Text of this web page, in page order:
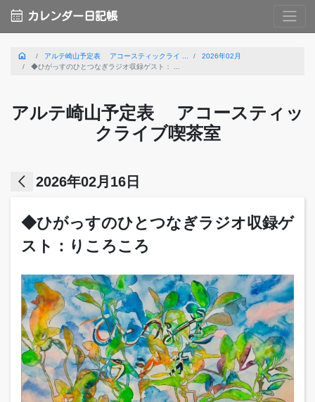
calendar_month カレンダー日記帳
home アルテ崎山予定表 アコースティックライ ...
2026年02月
◆ひがっすのひとつなぎラジオ収録ゲスト： ...
アルテ崎山予定表 アコースティッ
クライブ喫茶室
arrow_back_ios 2026年02月16日
◆ひがっすのひとつなぎラジオ収録ゲ
スト：りころころ